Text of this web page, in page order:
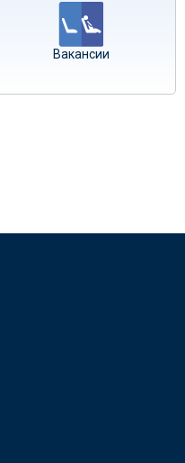
Вакансии